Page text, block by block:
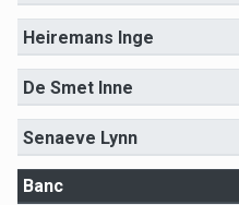
Heiremans Inge
De Smet Inne
Senaeve Lynn
Banc